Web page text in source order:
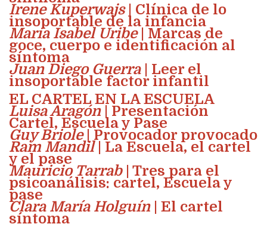
Irene Kuperwajs| Clínica de lo
insoportable de la infancia
María Isabel Uribe| Marcas de
goce, cuerpo e identificación al
síntoma
Juan Diego Guerra| Leer el
insoportable factor infantil
EL CARTEL EN LA ESCUELA
Luisa Aragón| Presentación
Cartel, Escuela y Pase
Guy Briole| Provocador provocado
Ram Mandil| La Escuela, el cartel
y el pase
Mauricio Tarrab| Tres para el
psicoanálisis: cartel, Escuela y
pase
Clara María Holguín| El cartel
síntoma